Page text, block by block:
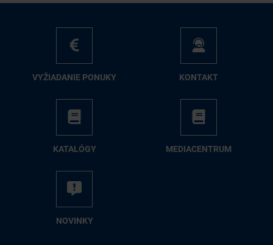
VY­ŽIA­DA­NIE PO­NU­KY KON­TAKT
KA­TA­LÓ­GY ME­DIA­CEN­TRUM
NO­VIN­KY